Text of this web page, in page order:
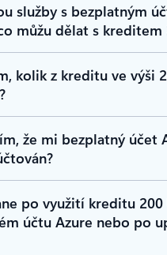
služby s bezplatným
můžu dělat s kreditem
kolik z kreditu ve výši
že mi bezplatný účet
po využití kreditu 200
účtu Azure nebo po